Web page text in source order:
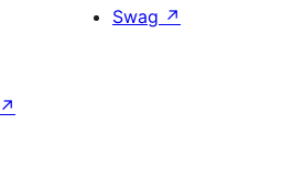
Swag ↗
↗